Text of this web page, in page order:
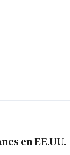
en EE.UU.